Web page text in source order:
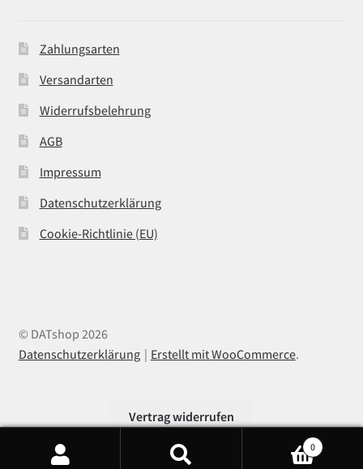
Zahlungsarten
Versandarten
Widerrufsbelehrung
AGB
Impressum
Datenschutzerklärung
Cookie-Richtlinie (EU)
© DATshop 2026
Datenschutzerklärung
Erstellt mit WooCommerce.
Vertrag widerrufen
0